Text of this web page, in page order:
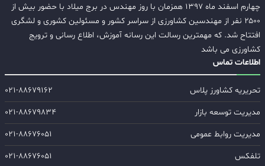
چهارم اسفند ماه ۱۳۹۷ همزمان با روز مهندس در برج میلاد با حضور بیش از
۲۵۰۰ نفر از مهندسین کشاورزی از سراسر کشور و مسئولین کشوری و لشگری
افتتاح شد. که مهمترین رسالت این رسانه آموزش، اطلاع رسانی و ترویج
کشاورزی می باشد
اطلاعات تماس
تحریریه کشاورز پلاس
۰۲۱-۸۸۶۷۹۱۶۲
مدیریت توسعه بازار
۰۲۱-۸۸۶۷۹۸۳۴
مدیریت روابط عمومی
۰۲۱-۸۸۶۷۶۰۵۱
تلفکس
۰۲۱-۸۸۶۷۶۰۵۱